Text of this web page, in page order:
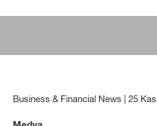
Business & Financial News |25